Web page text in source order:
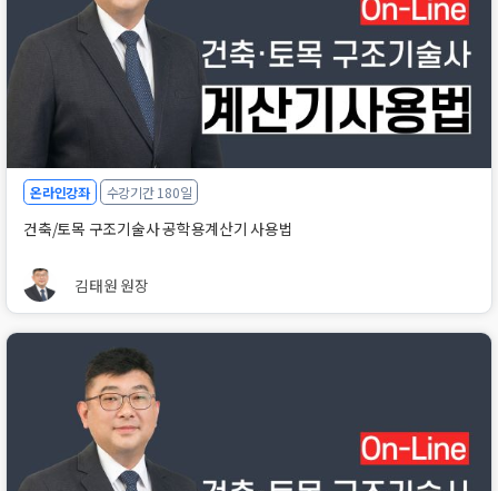
온라인강좌 수강기간 180일
건축/토목 구조기술사 공학용계산기 사용법
김태원 원장